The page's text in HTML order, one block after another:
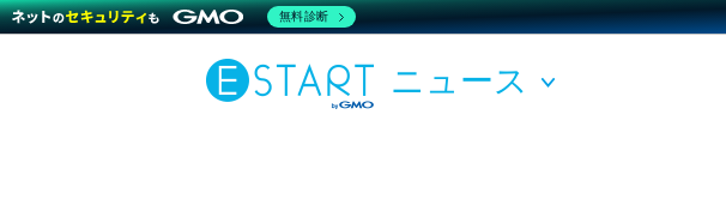
ニュース
無料診断